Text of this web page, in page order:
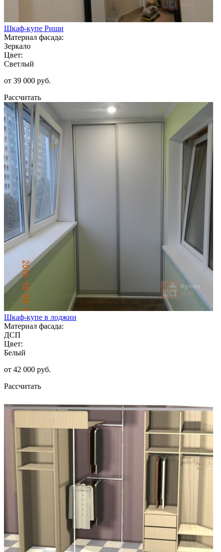
Шкаф-купе Риши
Материал фасада:
Зеркало
Цвет:
Светлый
от 39 000 руб.
Рассчитать
Шкаф-купе в лоджии
Материал фасада:
ДСП
Цвет:
Белый
от 42 000 руб.
Рассчитать